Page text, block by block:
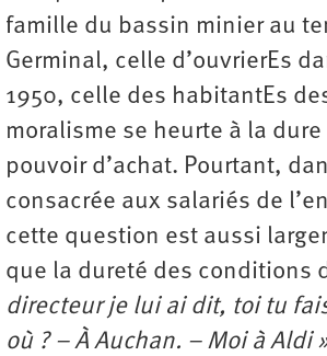
famille du bassin minier au
Germinal, celle d’ouvrierEs
1950, celle des habitantEs
moralisme se heurte à la
pouvoir d’achat. Pourtant,
consacrée aux salariés de
cette question est aussi
que la dureté des conditions
directeur je lui ai dit, toi tu
où ? – À Auchan. – Moi à Aldi